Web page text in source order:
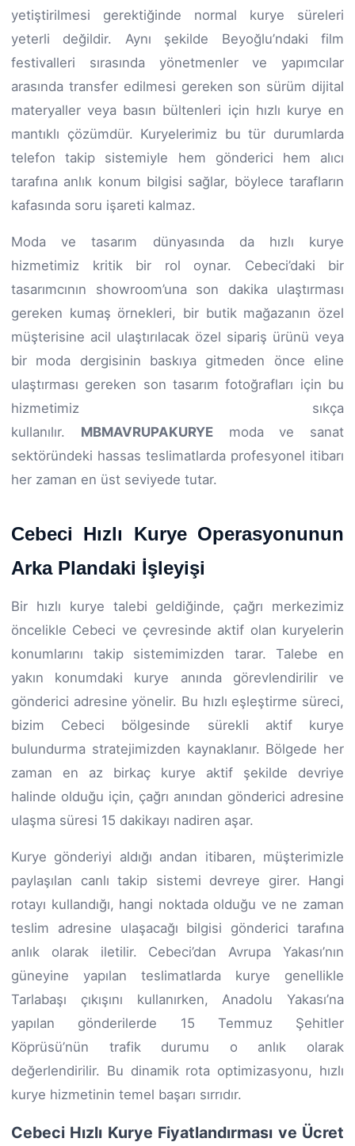
yetiştirilmesi gerektiğinde normal kurye süreleri
yeterli değildir. Aynı şekilde Beyoğlu’ndaki film
festivalleri sırasında yönetmenler ve yapımcılar
arasında transfer edilmesi gereken son sürüm dijital
materyaller veya basın bültenleri için hızlı kurye en
mantıklı çözümdür. Kuryelerimiz bu tür durumlarda
telefon takip sistemiyle hem gönderici hem alıcı
tarafına anlık konum bilgisi sağlar, böylece tarafların
kafasında soru işareti kalmaz.
Moda ve tasarım dünyasında da hızlı kurye
hizmetimiz kritik bir rol oynar. Cebeci’daki bir
tasarımcının showroom’una son dakika ulaştırması
gereken kumaş örnekleri, bir butik mağazanın özel
müşterisine acil ulaştırılacak özel sipariş ürünü veya
bir moda dergisinin baskıya gitmeden önce eline
ulaştırması gereken son tasarım fotoğrafları için bu
hizmetimiz sıkça
kullanılır. MBMAVRUPAKURYEmoda ve sanat
sektöründeki hassas teslimatlarda profesyonel itibarı
her zaman en üst seviyede tutar.
Cebeci Hızlı Kurye Operasyonunun
Arka Plandaki İşleyişi
Bir hızlı kurye talebi geldiğinde, çağrı merkezimiz
öncelikle Cebeci ve çevresinde aktif olan kuryelerin
konumlarını takip sistemimizden tarar. Talebe en
yakın konumdaki kurye anında görevlendirilir ve
gönderici adresine yönelir. Bu hızlı eşleştirme süreci,
bizim Cebeci bölgesinde sürekli aktif kurye
bulundurma stratejimizden kaynaklanır. Bölgede her
zaman en az birkaç kurye aktif şekilde devriye
halinde olduğu için, çağrı anından gönderici adresine
ulaşma süresi 15 dakikayı nadiren aşar.
Kurye gönderiyi aldığı andan itibaren, müşterimizle
paylaşılan canlı takip sistemi devreye girer. Hangi
rotayı kullandığı, hangi noktada olduğu ve ne zaman
teslim adresine ulaşacağı bilgisi gönderici tarafına
anlık olarak iletilir. Cebeci’dan Avrupa Yakası’nın
güneyine yapılan teslimatlarda kurye genellikle
Tarlabaşı çıkışını kullanırken, Anadolu Yakası’na
yapılan gönderilerde 15 Temmuz Şehitler
Köprüsü’nün trafik durumu o anlık olarak
değerlendirilir. Bu dinamik rota optimizasyonu, hızlı
kurye hizmetinin temel başarı sırrıdır.
Cebeci Hızlı Kurye Fiyatlandırması ve Ücret